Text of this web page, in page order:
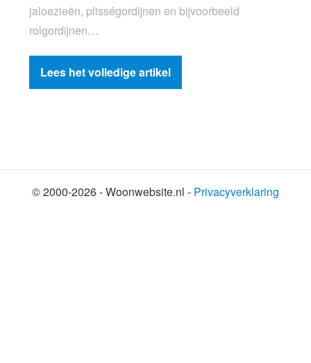
jaloezieën, plisségordijnen en bijvoorbeeld
rolgordijnen…
Lees het volledige artikel
© 2000-2026 - Woonwebsite.nl - Privacyverklaring